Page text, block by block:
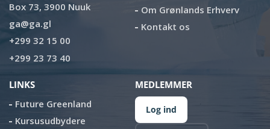
Box 73, 3900 Nuuk
ga@ga.gl
+299 32 15 00
+299 23 73 40
Om Grønlands Erhverv
Kontakt os
LINKS
Future Greenland
Kursusudbydere
MEDLEMMER
Log ind